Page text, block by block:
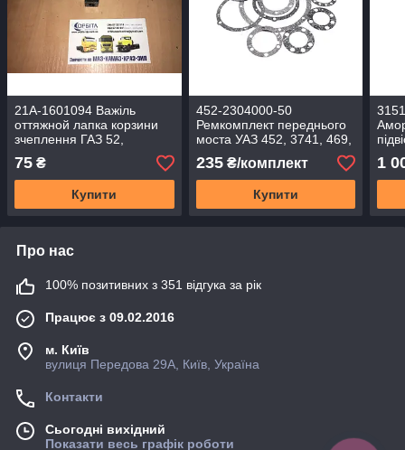
21А-1601094 Важіль
оттяжной лапка корзини
зчеплення ГАЗ 52,
УАЗ-452 БУХАНЕЦЬ, 469,
УАЗ-3151
75 ₴
Купити
452-2304000-50
Ремкомплект переднього
моста УАЗ 452, 3741, 469,
3151 (7 най, ПАРОНІТ)
235₴/комплект
Купити
1
Про нас
100% позитивних з 351 відгука за рік
Працює з 09.02.2016
м. Київ
вулиця Передова 29А, Київ, Україна
Контакти
Сьогодні вихідний
Показати весь графік роботи